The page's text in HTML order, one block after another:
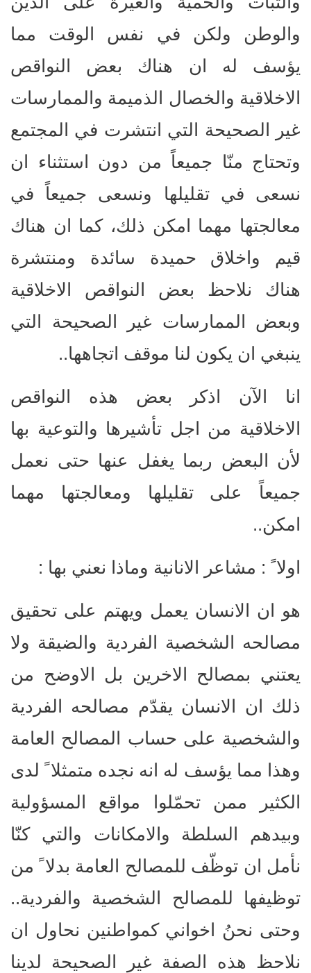
والوطن ولكن في نفس الوقت مما
يؤسف له ان هناك بعض النواقص
الاخلاقية والخصال الذميمة والممارسات
غير الصحيحة التي انتشرت في المجتمع
وتحتاج منّا جميعاً من دون استثناء ان
نسعى في تقليلها ونسعى جميعاً في
معالجتها مهما امكن ذلك، كما ان هناك
قيم واخلاق حميدة سائدة ومنتشرة
هناك نلاحظ بعض النواقص الاخلاقية
وبعض الممارسات غير الصحيحة التي
ينبغي ان يكون لنا موقف اتجاهها..
انا الآن اذكر بعض هذه النواقص
الاخلاقية من اجل تأشيرها والتوعية بها
لأن البعض ربما يغفل عنها حتى نعمل
جميعاً على تقليلها ومعالجتها مهما
امكن..
اولا ً : مشاعر الانانية وماذا نعني بها :
هو ان الانسان يعمل ويهتم على تحقيق
مصالحه الشخصية الفردية والضيقة ولا
يعتني بمصالح الاخرين بل الاوضح من
ذلك ان الانسان يقدّم مصالحه الفردية
والشخصية على حساب المصالح العامة
وهذا مما يؤسف له انه نجده متمثلا ً لدى
الكثير ممن تحمّلوا مواقع المسؤولية
وبيدهم السلطة والامكانات والتي كنّا
نأمل ان توظّف للمصالح العامة بدلا ً من
توظيفها للمصالح الشخصية والفردية..
وحتى نحنُ اخواني كمواطنين نحاول ان
نلاحظ هذه الصفة غير الصحيحة لدينا